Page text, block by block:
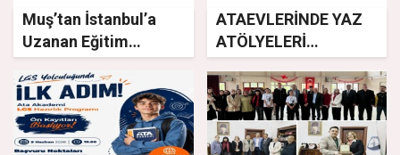
Muş’tan İstanbul’a
Uzanan Eğitim
Köprüsü
ATAEVLERİNDE YAZ
ATÖLYELERİ
BAŞLIYOR